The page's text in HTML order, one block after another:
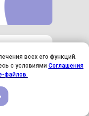
НА ОБУЧЕНИЕ!
всех его функций.
с условиями Соглашения
файлов.